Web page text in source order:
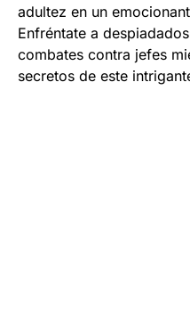
adultez en un
Enfréntate a
combates contra jefes
secretos de este